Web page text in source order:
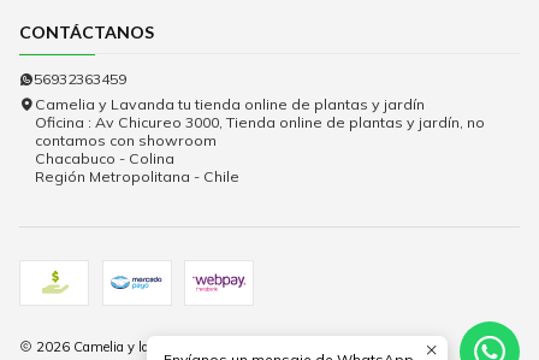
CONTÁCTANOS
56932363459
Camelia y Lavanda tu tienda online de plantas y jardín
Oficina : Av Chicureo 3000, Tienda online de plantas y jardín, no
contamos con showroom
Chacabuco - Colina
Región Metropolitana - Chile
2026 Camelia y lavanda.